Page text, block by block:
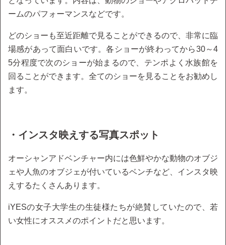
ームのパフォーマンスなどです。
どのショーも至近距離で見ることができるので、非常に臨
場感があって面白いです。各ショーが終わってから30～4
5分程度で次のショーが始まるので、テンポよく水族館を
回ることができます。全てのショーを見ることをお勧めし
ます。
・インスタ映えする写真スポット
オーシャンアドベンチャー内には色鮮やかな動物のオブジ
ェや人魚のオブジェが付いているベンチなど、インスタ映
えするたくさんあります。
iYESの女子大学生の生徒様たちが絶賛していたので、若
い女性にオススメのポイントだと思います。